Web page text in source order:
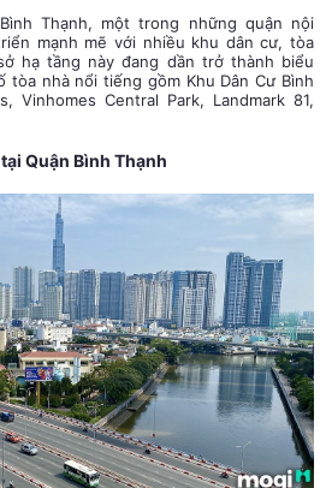
Thạnh, một trong những quận nội
mạnh mẽ với nhiều khu dân cư, tòa
hạ tầng này đang dần trở thành biểu
nhà nổi tiếng gồm Khu Dân Cư Bình
Vinhomes Central Park, Landmark 81,
Quận Bình Thạnh